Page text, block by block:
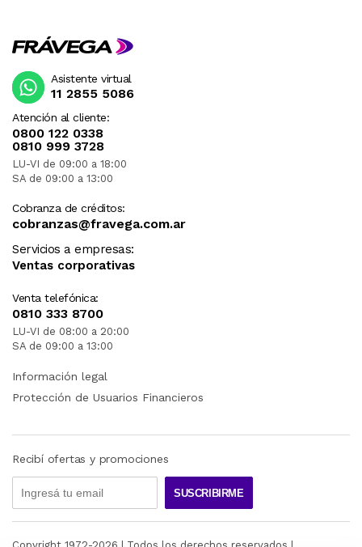
Atención al cliente:
0800 122 0338
0810 999 3728
LU-VI de 09:00 a 18:00
SA de 09:00 a 13:00
Cobranza de créditos:
cobranzas@fravega.com.ar
Servicios a empresas:
Ventas corporativas
Venta telefónica:
0810 333 8700
LU-VI de 08:00 a 20:00
SA de 09:00 a 13:00
Asistente virtual
11 2855 5086
Información legal
Protección de Usuarios Financieros
Recibí ofertas y promociones
SUSCRIBIRME